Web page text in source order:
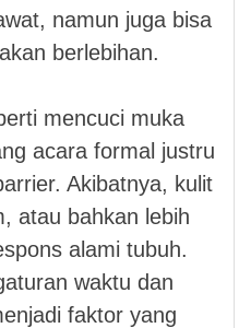
namun juga bisa
berlebihan.
mencuci muka
acara formal justru
Akibatnya, kulit
atau bahkan lebih
alami tubuh.
waktu dan
faktor yang